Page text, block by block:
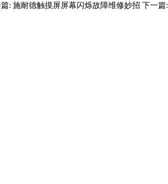
: 施耐德触摸屏屏幕闪烁故障维修妙招 下一篇: